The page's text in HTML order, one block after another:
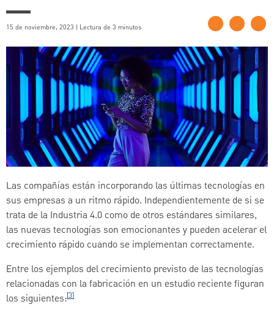
15 de noviembre, 2023 | Lectura de 3 minutos
Las compañías están incorporando las últimas tecnologías en
sus empresas a un ritmo rápido. Independientemente de si se
trata de la Industria 4.0 como de otros estándares similares,
las nuevas tecnologías son emocionantes y pueden acelerar el
crecimiento rápido cuando se implementan correctamente.
Entre los ejemplos del crecimiento previsto de las tecnologías
relacionadas con la fabricación en un estudio reciente figuran
los siguientes:[3]